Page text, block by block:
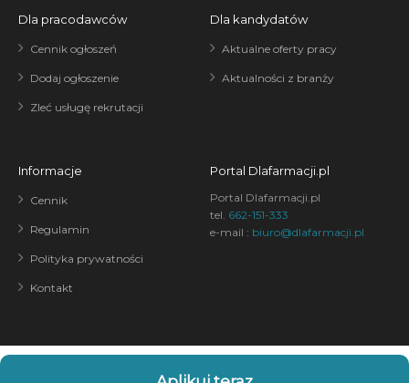
Dla pracodawców
Cennik ogłoszeń
Dodaj ogłoszenie
Zleć usługę rekrutacji
Dla kandydatów
Aktualne oferty pracy
Aktualności z branży
Informacje
Cennik
Regulamin
Polityka prywatności
Kontakt
Portal Dlafarmacji.pl
Portal Dlafarmacji.pl
tel. 662-151-333
e-mail : biuro@dlafarmacji.pl